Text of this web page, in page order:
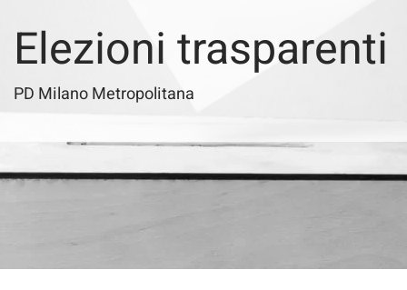
Elezioni trasparenti
PD Milano Metropolitana